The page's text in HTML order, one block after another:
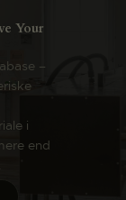
Your
–
i
end